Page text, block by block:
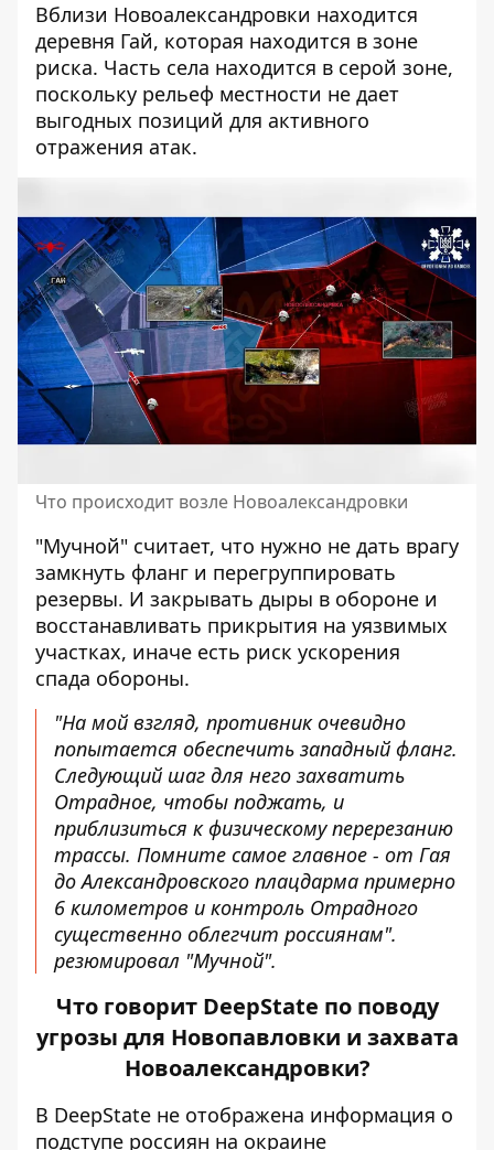
Вблизи Новоалександровки находится
деревня Гай, которая находится в зоне
риска. Часть села находится в серой зоне,
поскольку рельеф местности не дает
выгодных позиций для активного
отражения атак.
Что происходит возле Новоалександровки
"Мучной" считает, что нужно не дать врагу
замкнуть фланг и перегруппировать
резервы. И закрывать дыры в обороне и
восстанавливать прикрытия на уязвимых
участках, иначе есть риск ускорения
спада обороны.
"На мой взгляд, противник очевидно
попытается обеспечить западный фланг.
Следующий шаг для него захватить
Отрадное, чтобы поджать, и
приблизиться к физическому перерезанию
трассы. Помните самое главное - от Гая
до Александровского плацдарма примерно
6 километров и контроль Отрадного
существенно облегчит россиянам".
резюмировал "Мучной".
Что говорит DeepState по поводу
угрозы для Новопавловки и захвата
Новоалександровки?
В DeepState не отображена информация о
подступе россиян на окраине